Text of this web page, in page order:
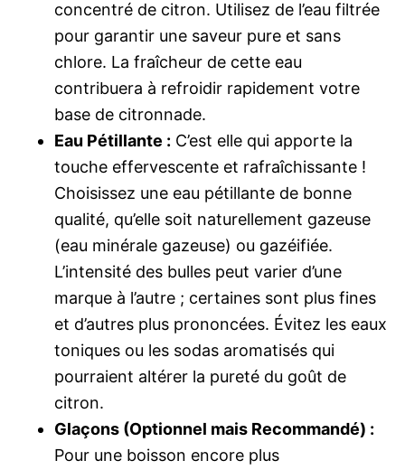
concentré de citron. Utilisez de l’eau filtrée
pour garantir une saveur pure et sans
chlore. La fraîcheur de cette eau
contribuera à refroidir rapidement votre
base de citronnade.
Eau Pétillante : C’est elle qui apporte la
touche effervescente et rafraîchissante !
Choisissez une eau pétillante de bonne
qualité, qu’elle soit naturellement gazeuse
(eau minérale gazeuse) ou gazéifiée.
L’intensité des bulles peut varier d’une
marque à l’autre ; certaines sont plus fines
et d’autres plus prononcées. Évitez les eaux
toniques ou les sodas aromatisés qui
pourraient altérer la pureté du goût de
citron.
Glaçons (Optionnel mais Recommandé) :
Pour une boisson encore plus